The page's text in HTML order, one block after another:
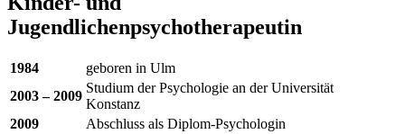
Jugendlichenpsychotherapeutin
1984
geboren in Ulm
2003 – 2009
Studium der Psychologie an der Universität
Konstanz
2009
Abschluss als Diplom-Psychologin